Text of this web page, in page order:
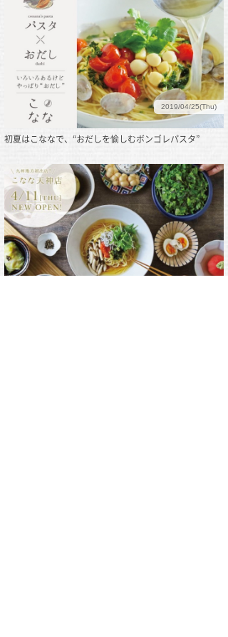
2019/04/25(Thu)
初夏はこななで、“おだしを愉しむボンゴレパスタ”